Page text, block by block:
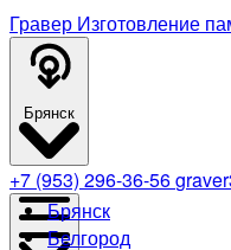
Гравер Изготовление
Брянск
Брянск
Белгород
+7 (953) 296-36-56